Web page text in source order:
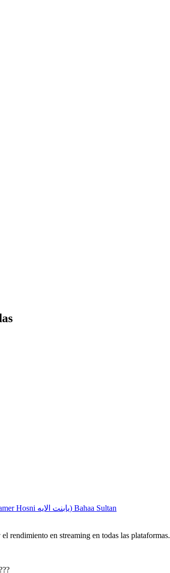
Tamer Hosny Ya Bent El Eyeh (Tamer Hosni يابنت الايه) Bahaa Sultan
rendimiento en streaming en todas las plataformas.